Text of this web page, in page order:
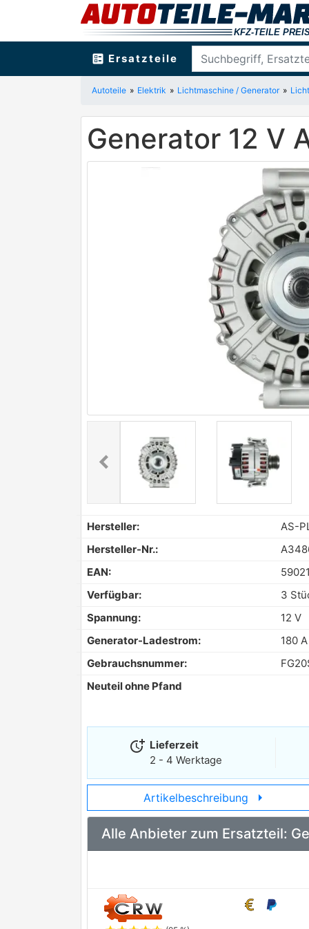
ballot Ersatzteile
Autoteile Elektrik Lichtmaschine / Generator
Generator 12 V
chevron_leftPrevious
Hersteller: AS-
Hersteller-Nr.:
EAN:
Verfügbar:
3
Spannung:
12 V
Generator-Ladestrom:
180 A
Gebrauchsnummer:
Neuteil ohne Pfand
more_time Lieferzeit
2 - 4 Werktage
Artikelbeschreibung arrow_right
Alle Anbieter zum Ersatzteil: